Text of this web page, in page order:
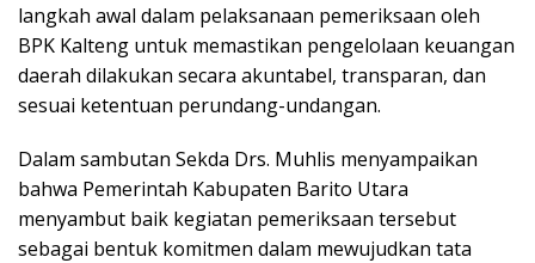
langkah awal dalam pelaksanaan pemeriksaan oleh
BPK Kalteng untuk memastikan pengelolaan keuangan
daerah dilakukan secara akuntabel, transparan, dan
sesuai ketentuan perundang-undangan.
Dalam sambutan Sekda Drs. Muhlis menyampaikan
bahwa Pemerintah Kabupaten Barito Utara
menyambut baik kegiatan pemeriksaan tersebut
sebagai bentuk komitmen dalam mewujudkan tata